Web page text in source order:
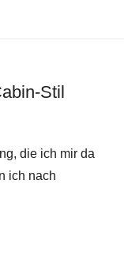
Stil
die ich mir da
ich nach